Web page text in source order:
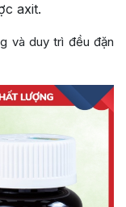
axit.
và duy trì đều đặn